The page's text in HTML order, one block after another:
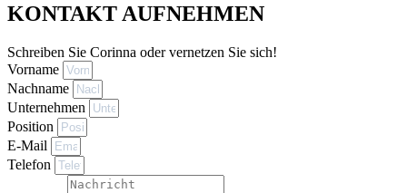
KONTAKT AUFNEHMEN
Schreiben Sie Corinna oder vernetzen Sie sich!
Vorname
Nachname
Unternehmen
Position
E-Mail
Telefon